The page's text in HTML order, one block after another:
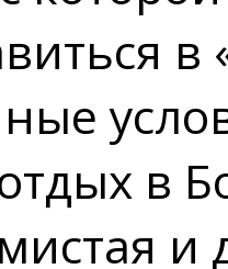
в
в